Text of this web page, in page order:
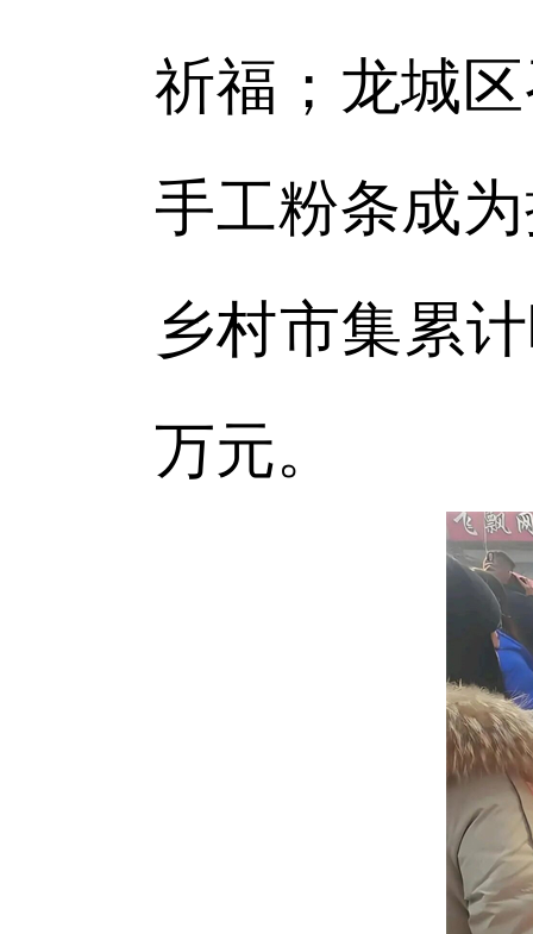
祈福；龙城
手工粉条成
乡村市集累
万元。